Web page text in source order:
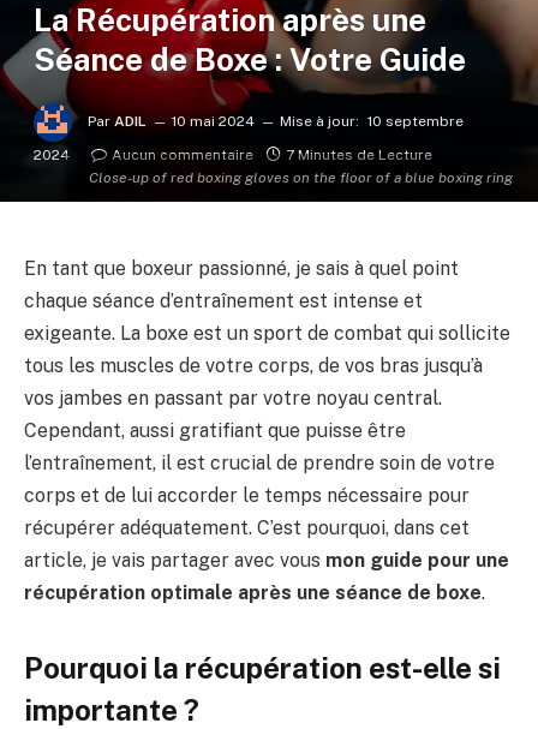
Close-up of red boxing gloves on the floor of a blue boxing ring
La Récupération après une
Séance de Boxe : Votre Guide
Par ADIL 10 mai 2024 Mise à jour: 10 septembre
2024
Aucun commentaire 7 Minutes de Lecture
En tant que boxeur passionné, je sais à quel point
chaque séance d’entraînement est intense et
exigeante. La boxe est un sport de combat qui sollicite
tous les muscles de votre corps, de vos bras jusqu’à
vos jambes en passant par votre noyau central.
Cependant, aussi gratifiant que puisse être
l’entraînement, il est crucial de prendre soin de votre
corps et de lui accorder le temps nécessaire pour
récupérer adéquatement. C’est pourquoi, dans cet
article, je vais partager avec vous mon guide pour une
récupération optimale après une séance de boxe.
Pourquoi la récupération est-elle si
importante ?